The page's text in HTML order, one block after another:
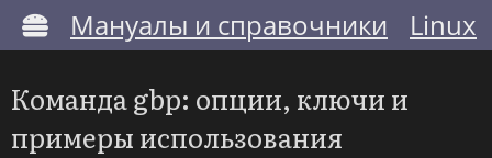
Мануалы и справочники Linux
Команда gbp: опции, ключи и
примеры использования